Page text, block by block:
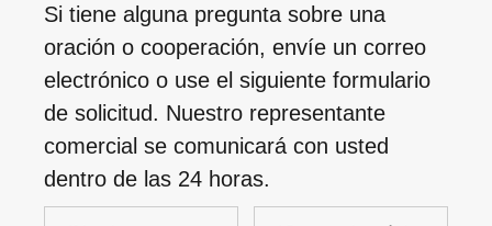
Si tiene alguna pregunta sobre una
oración o cooperación, envíe un correo
electrónico o use el siguiente formulario
de solicitud. Nuestro representante
comercial se comunicará con usted
dentro de las 24 horas.